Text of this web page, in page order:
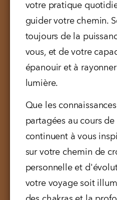
votre pratique
guider votre chemin.
toujours de la
vous, et de votre
épanouir et à
lumière.
Que les
partagées au cours
continuent à vous
sur votre chemin de
personnelle et
votre voyage soit